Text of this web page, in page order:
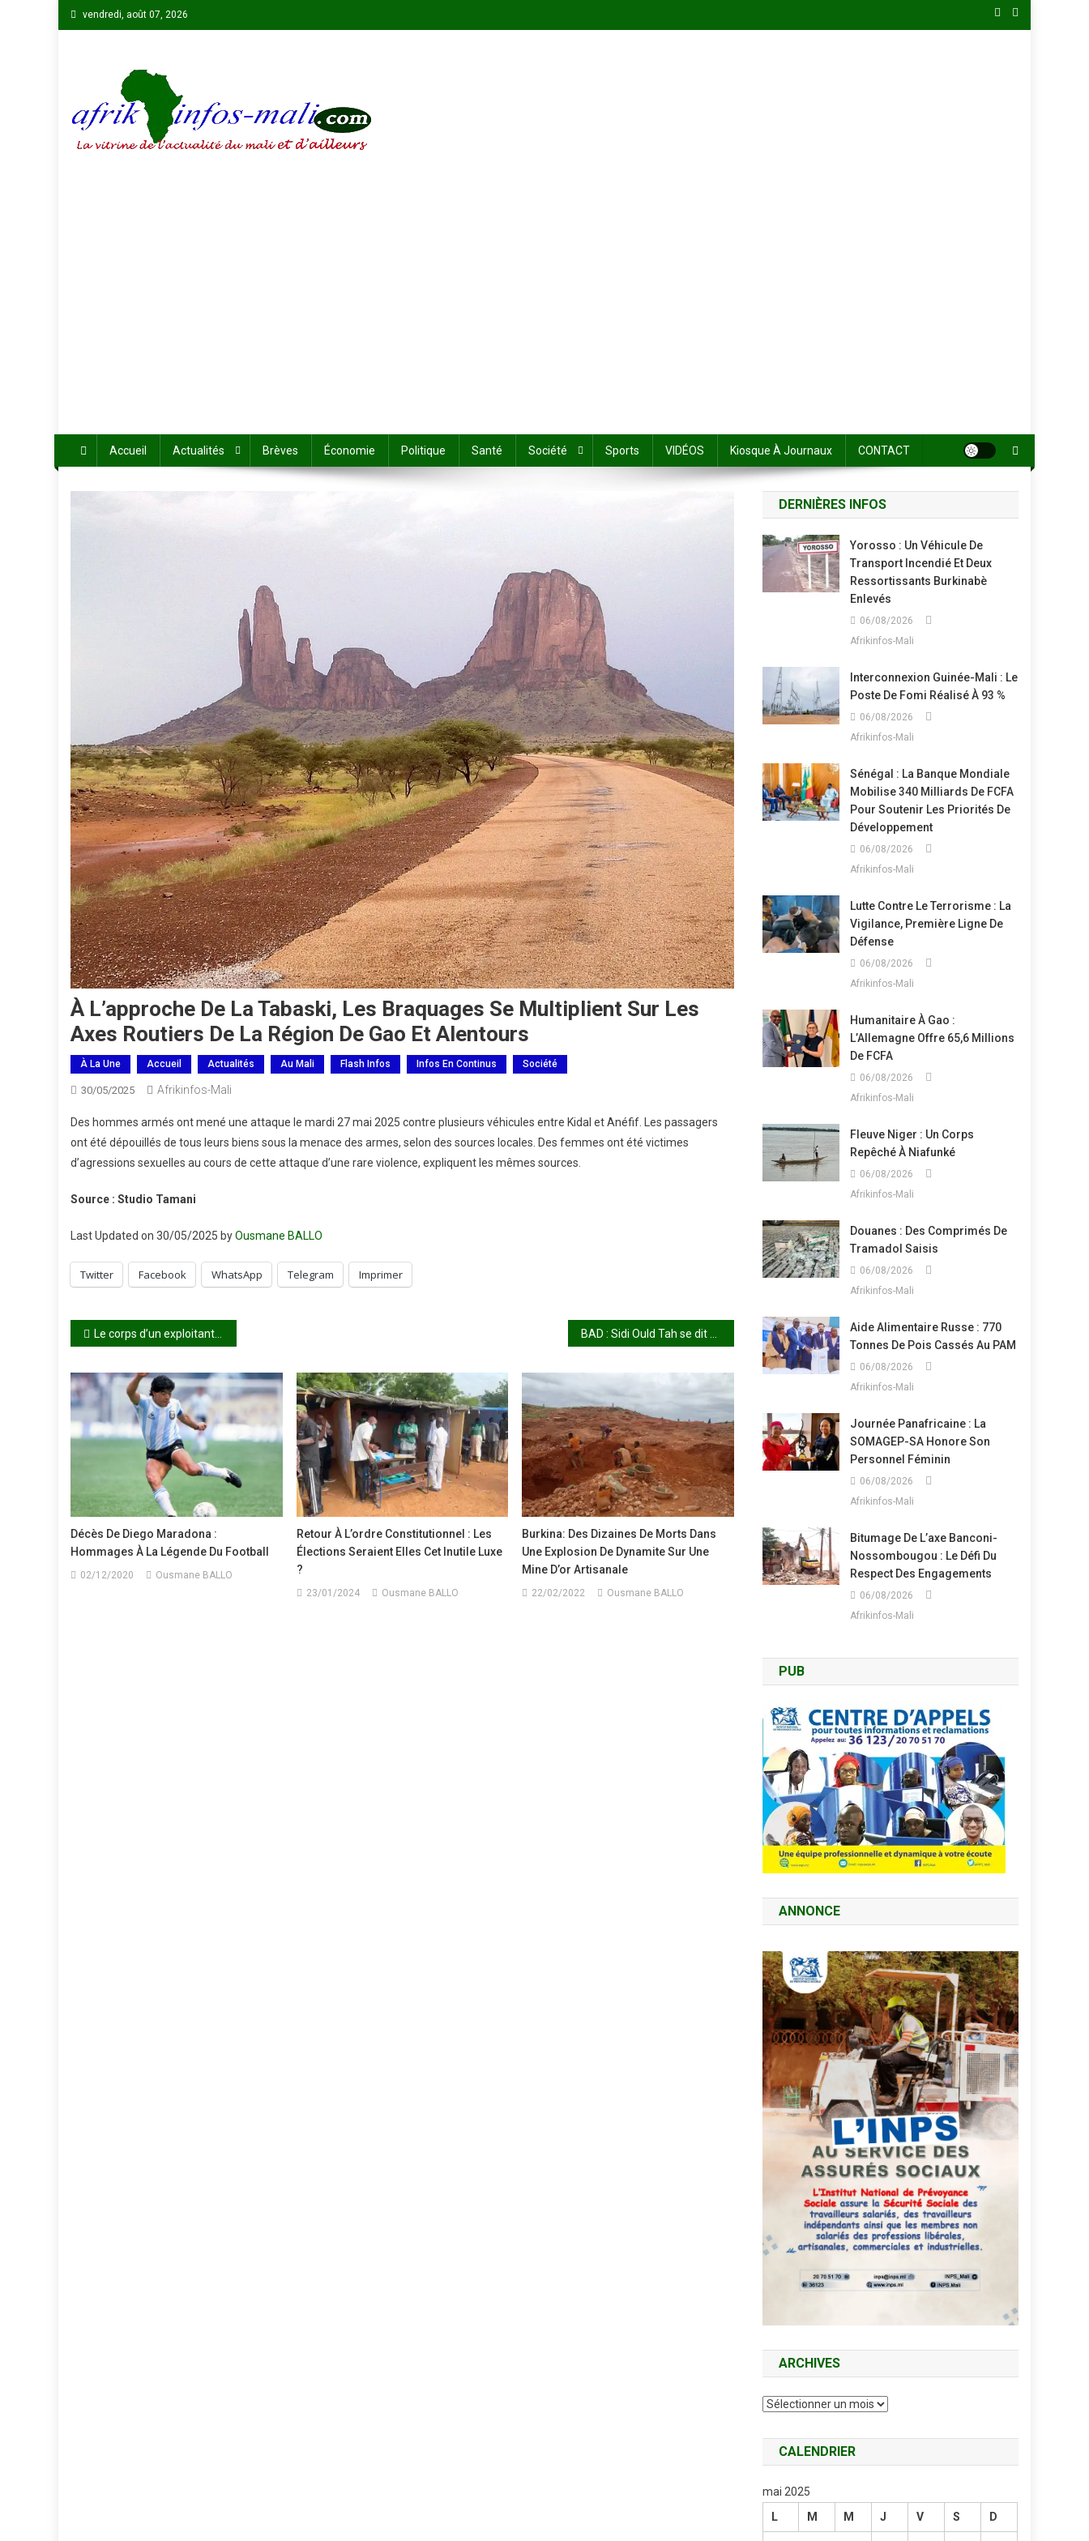
Skip
to
vendredi, août 07, 2026
Accueil Actualités Brèves Économie Politique Santé Société Sports VIDÉOS Kiosque À Journaux CONTACT
À L’approche De La Tabaski, Les Braquages Se Multiplient Sur Les
Axes Routiers De La Région De Gao Et Alentours
À La Une Accueil Actualités Au Mali Flash Infos Infos En Continus Société
30/05/2025 Afrikinfos-Mali
Des hommes armés ont mené une attaque le mardi 27 mai 2025 contre plusieurs véhicules entre Kidal et Anéfif. Les passagers
ont été dépouillés de tous leurs biens sous la menace des armes, selon des sources locales. Des femmes ont été victimes
d’agressions sexuelles au cours de cette attaque d’une rare violence, expliquent les mêmes sources.
Source : Studio Tamani
Last Updated on 30/05/2025 byOusmane BALLO
Twitter Facebook WhatsApp Telegram Imprimer
Navigation
de
l’article
Le corps d’un exploitant agricole du cercle de Macina a été retrouvé 5 mois après sa disparition BAD : Sidi Ould Tah se dit « prêt » face aux défis
Décès De Diego Maradona :
Hommages À La Légende Du Football
02/12/2020 Ousmane BALLO
Retour À L’ordre Constitutionnel : Les
Élections Seraient Elles Cet Inutile Luxe
?
23/01/2024 Ousmane BALLO
Burkina: Des Dizaines De Morts Dans
Une Explosion De Dynamite Sur Une
Mine D’or Artisanale
22/02/2022 Ousmane BALLO
DERNIÈRES INFOS
Yorosso : Un Véhicule De
Transport Incendié Et Deux
Ressortissants Burkinabè
Enlevés
06/08/2026
Afrikinfos-Mali
Interconnexion Guinée-Mali : Le
Poste De Fomi Réalisé À 93 %
06/08/2026
Afrikinfos-Mali
Sénégal : La Banque Mondiale
Mobilise 340 Milliards De FCFA
Pour Soutenir Les Priorités De
Développement
06/08/2026
Afrikinfos-Mali
Lutte Contre Le Terrorisme : La
Vigilance, Première Ligne De
Défense
06/08/2026
Afrikinfos-Mali
Humanitaire À Gao :
L’Allemagne Offre 65,6 Millions
De FCFA
06/08/2026
Afrikinfos-Mali
Fleuve Niger : Un Corps
Repêché À Niafunké
06/08/2026
Afrikinfos-Mali
Douanes : Des Comprimés De
Tramadol Saisis
06/08/2026
Afrikinfos-Mali
Aide Alimentaire Russe : 770
Tonnes De Pois Cassés Au PAM
06/08/2026
Afrikinfos-Mali
Journée Panafricaine : La
SOMAGEP-SA Honore Son
Personnel Féminin
06/08/2026
Afrikinfos-Mali
Bitumage De L’axe Banconi-
Nossombougou : Le Défi Du
Respect Des Engagements
06/08/2026
Afrikinfos-Mali
PUB
ANNONCE
ARCHIVES
Archives
CALENDRIER
mai 2025
L
M M J V S D